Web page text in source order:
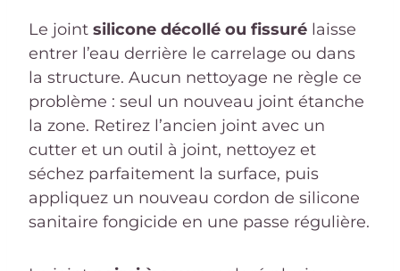
Le joint silicone décollé ou fissuré laisse
entrer l’eau derrière le carrelage ou dans
la structure. Aucun nettoyage ne règle ce
problème : seul un nouveau joint étanche
la zone. Retirez l’ancien joint avec un
cutter et un outil à joint, nettoyez et
séchez parfaitement la surface, puis
appliquez un nouveau cordon de silicone
sanitaire fongicide en une passe régulière.